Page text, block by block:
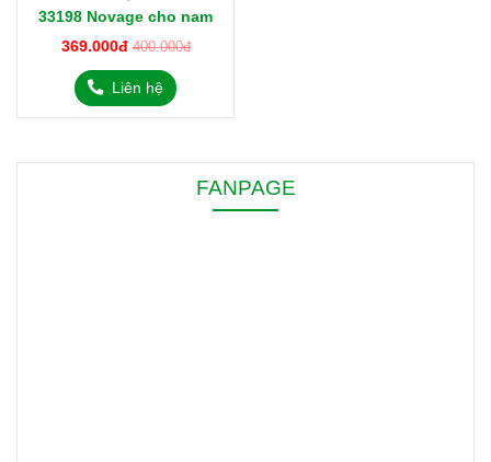
33198 Novage cho nam
369.000đ 400.000đ
Liên hệ
FANPAGE